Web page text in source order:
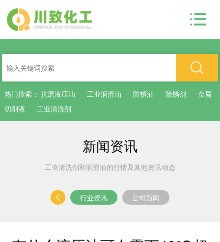
热门搜索： 抗磨液压油 工业润滑油 防锈油 除锈剂
金属
切削液
工业清洗剂
新闻资讯
工业清洗剂和润滑油的行情及其他资讯动态
行业资讯 公司新闻